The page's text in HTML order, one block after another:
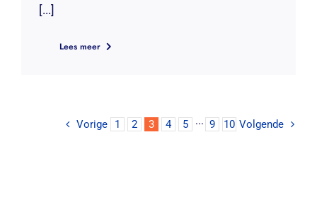
[...]
Lees meer
Vorige 1 2 3 4 5 ··· 9 10 Volgende